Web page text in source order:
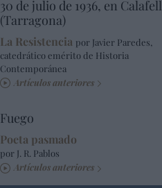
30 de julio de 1936, en Calafell
(Tarragona)
La Resistencia por Javier Paredes,
catedrático emérito de Historia
Contemporánea
Artículos anteriores
Fuego
Poeta pasmado
por J. R. Pablos
Artículos anteriores